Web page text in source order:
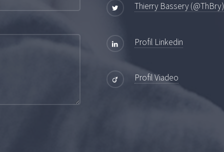
Thierry Bassery (@ThBry)
Profil Linkedin
Profil Viadeo